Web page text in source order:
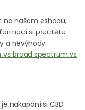
na našem eshopu,
si přečtěte
a nevýhody
vs broad spectrum vs
nakapání si CBD